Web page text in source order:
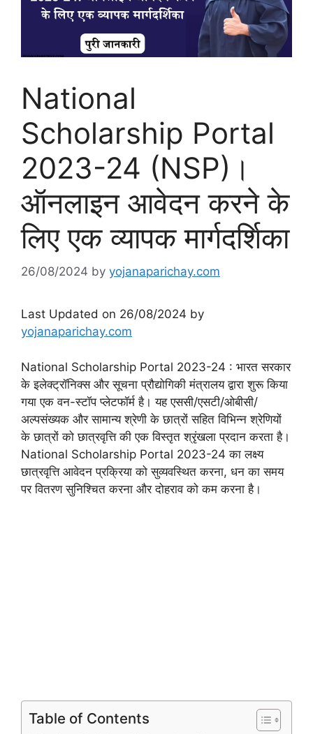
National
Scholarship Portal
2023-24 (NSP)।
ऑनलाइन आवेदन करने के
लिए एक व्यापक मार्गदर्शिका
26/08/2024 by yojanaparichay.com
Last Updated on 26/08/2024 by
yojanaparichay.com
National Scholarship Portal 2023-24 : भारत सरकार
के इलेक्ट्रॉनिक्स और सूचना प्रौद्योगिकी मंत्रालय द्वारा शुरू किया
गया एक वन-स्टॉप प्लेटफॉर्म है। यह एससी/एसटी/ओबीसी/
अल्पसंख्यक और सामान्य श्रेणी के छात्रों सहित विभिन्न श्रेणियों
के छात्रों को छात्रवृत्ति की एक विस्तृत श्रृंखला प्रदान करता है।
National Scholarship Portal 2023-24 का लक्ष्य
छात्रवृत्ति आवेदन प्रक्रिया को सुव्यवस्थित करना, धन का समय
पर वितरण सुनिश्चित करना और दोहराव को कम करना है।
Table of Contents